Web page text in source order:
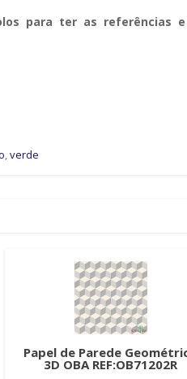
para ter as referências
,verde
Papel de Parede
3D OBA REF:OB71202R